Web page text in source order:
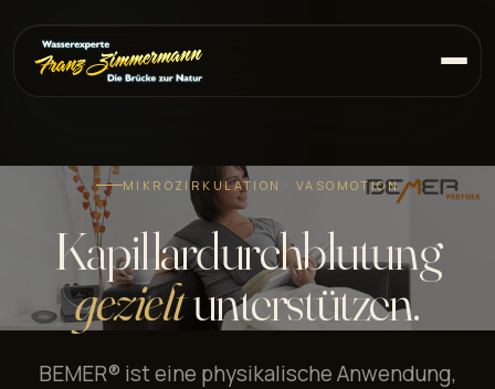
MIKROZIRKULATION · VASOMOTION
Kapillardurchblutung
gezieltunterstützen.
BEMER® ist eine physikalische Anwendung,